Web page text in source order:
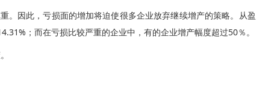
。因此，亏损面的增加将迫使很多企业放弃继续增产的策略。从盈
；而在亏损比较严重的企业中，有的企业增产幅度超过50％。